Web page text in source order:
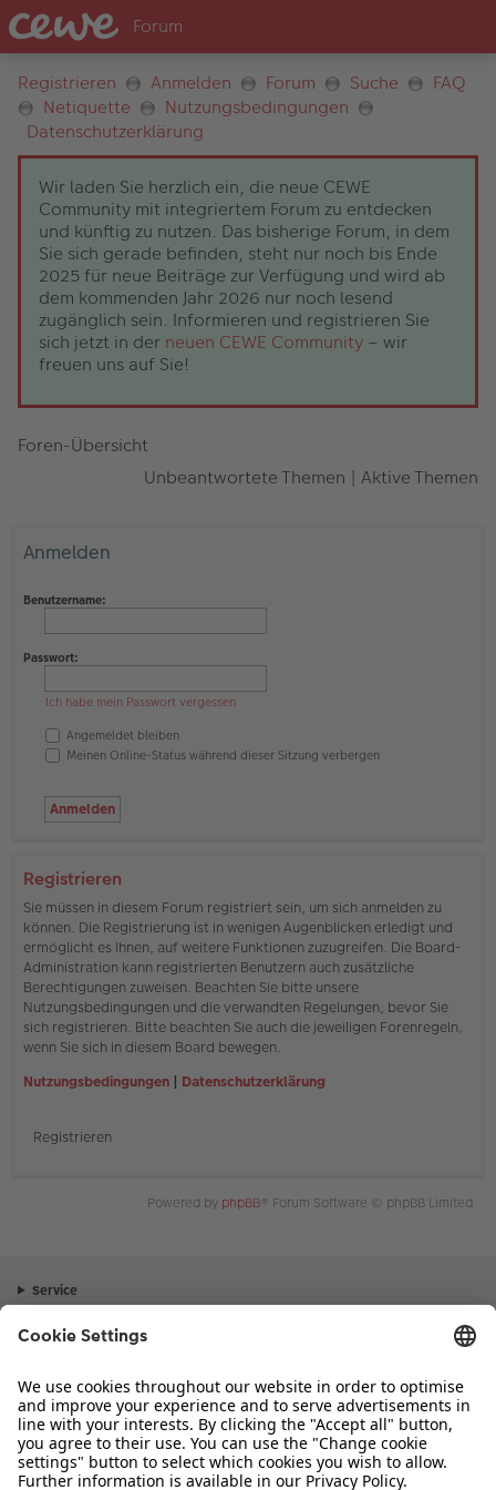
Registrieren Anmelden Forum Suche
FAQ
Netiquette
Nutzungsbedingungen
Datenschutzerklärung
Wir laden Sie herzlich ein, die neue CEWE
Community mit integriertem Forum zu entdecken
und künftig zu nutzen. Das bisherige Forum, in dem
Sie sich gerade befinden, steht nur noch bis Ende
2025 für neue Beiträge zur Verfügung und wird ab
dem kommenden Jahr 2026 nur noch lesend
zugänglich sein. Informieren und registrieren Sie
sich jetzt in der neuen CEWE Community – wir
freuen uns auf Sie!
Foren-Übersicht
Unbeantwortete Themen | Aktive Themen
Anmelden
Benutzername:
Passwort:
Ich habe mein Passwort vergessen
Angemeldet bleiben
Meinen Online-Status während dieser Sitzung verbergen
Registrieren
Sie müssen in diesem Forum registriert sein, um sich anmelden zu
können. Die Registrierung ist in wenigen Augenblicken erledigt und
ermöglicht es Ihnen, auf weitere Funktionen zuzugreifen. Die Board-
Administration kann registrierten Benutzern auch zusätzliche
Berechtigungen zuweisen. Beachten Sie bitte unsere
Nutzungsbedingungen und die verwandten Regelungen, bevor Sie
sich registrieren. Bitte beachten Sie auch die jeweiligen Forenregeln,
wenn Sie sich in diesem Board bewegen.
Nutzungsbedingungen | Datenschutzerklärung
Registrieren
Powered by phpBB® Forum Software © phpBB Limited
Service
Sortiment